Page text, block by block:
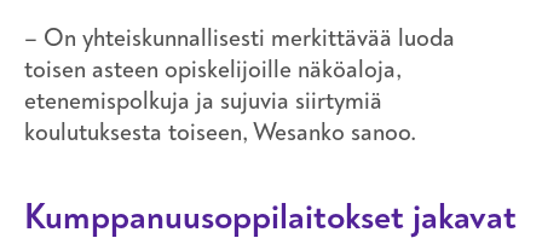
– On yhteiskunnallisesti merkittävää luoda
toisen asteen opiskelijoille näköaloja,
etenemispolkuja ja sujuvia siirtymiä
koulutuksesta toiseen, Wesanko sanoo.
Kumppanuusoppilaitokset jakavat